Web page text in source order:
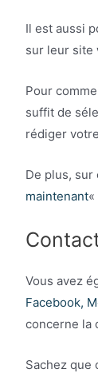
Il est aussi
sur leur site
Pour
suffit de
rédiger
De plus,
maintenant
Vous avez
Facebook,
concerne la
Sachez que